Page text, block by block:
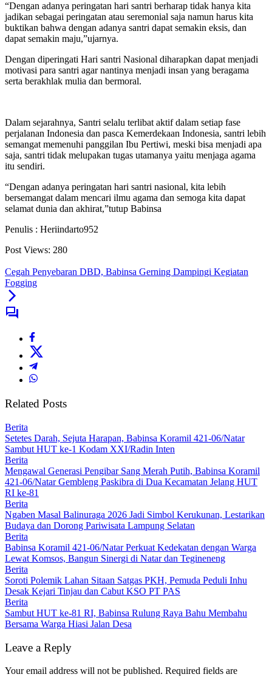
“Dengan adanya peringatan hari santri berharap tidak hanya kita
jadikan sebagai peringatan atau seremonial saja namun harus kita
buktikan bahwa dengan adanya santri dapat semakin eksis, dan
dapat semakin maju,”ujarnya.
Dengan diperingati Hari santri Nasional diharapkan dapat menjadi
motivasi para santri agar nantinya menjadi insan yang beragama
serta berakhlak mulia dan bermoral.
Dalam sejarahnya, Santri selalu terlibat aktif dalam setiap fase
perjalanan Indonesia dan pasca Kemerdekaan Indonesia, santri lebih
semangat memenuhi panggilan Ibu Pertiwi, meski bisa menjadi apa
saja, santri tidak melupakan tugas utamanya yaitu menjaga agama
itu sendiri.
“Dengan adanya peringatan hari santri nasional, kita lebih
bersemangat dalam mencari ilmu agama dan semoga kita dapat
selamat dunia dan akhirat,”tutup Babinsa
Penulis : Heriindarto952
Post Views: 280
Cegah Penyebaran DBD, Babinsa Gerning Dampingi Kegiatan
Fogging
Related Posts
Berita
Setetes Darah, Sejuta Harapan, Babinsa Koramil 421-06/Natar
Sambut HUT ke-1 Kodam XXI/Radin Inten
Berita
Mengawal Generasi Pengibar Sang Merah Putih, Babinsa Koramil
421-06/Natar Gembleng Paskibra di Dua Kecamatan Jelang HUT
RI ke-81
Berita
Ngaben Masal Balinuraga 2026 Jadi Simbol Kerukunan, Lestarikan
Budaya dan Dorong Pariwisata Lampung Selatan
Berita
Babinsa Koramil 421-06/Natar Perkuat Kedekatan dengan Warga
Lewat Komsos, Bangun Sinergi di Natar dan Tegineneng
Berita
Soroti Polemik Lahan Sitaan Satgas PKH, Pemuda Peduli Inhu
Desak Kejari Tinjau dan Cabut KSO PT PAS
Berita
Sambut HUT ke-81 RI, Babinsa Rulung Raya Bahu Membahu
Bersama Warga Hiasi Jalan Desa
Leave a Reply
Your email address will not be published. Required fields are